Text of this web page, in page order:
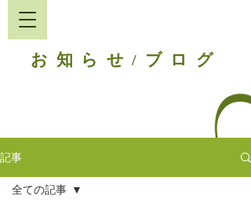
お知らせ / ブログ
記事
全ての記事